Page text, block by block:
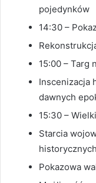
pojedynków
14:30 –
15:00 – Targ
Inscenizacja
dawnych
15:30 –
Starcia
historycznych
Pokazowa